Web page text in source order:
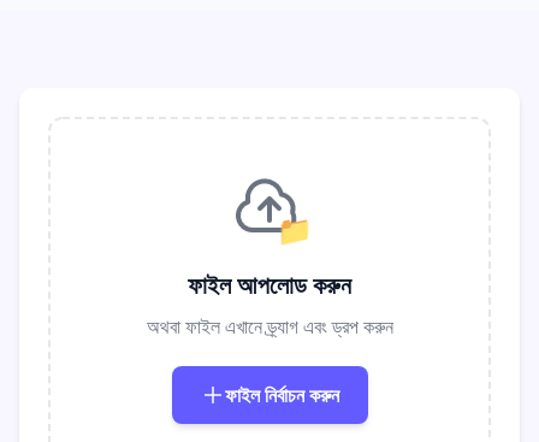
📁
ফাইল আপলোড করুন
অথবা ফাইল এখানে ড্র্যাগ এবং ড্রপ করুন
ফাইল নির্বাচন করুন